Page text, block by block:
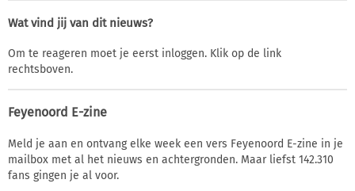
Wat vind jij van dit nieuws?
Om te reageren moet je eerst inloggen. Klik op de link
rechtsboven.
Feyenoord E-zine
Meld je aan en ontvang elke week een vers Feyenoord E-zine in je
mailbox met al het nieuws en achtergronden. Maar liefst 142.310
fans gingen je al voor.